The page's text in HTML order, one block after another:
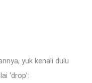
yuk kenali dulu
‘drop’: